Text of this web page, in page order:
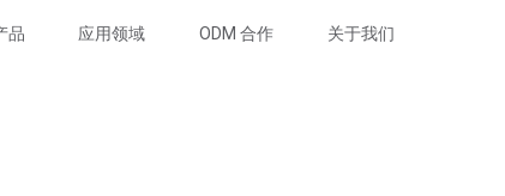
品 应用领域 ODM 合作 关于我们